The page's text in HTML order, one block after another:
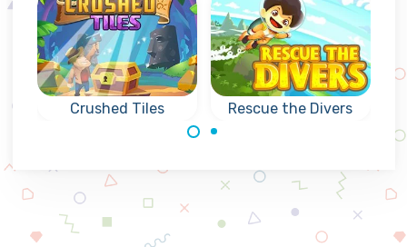
Crushed Tiles
Collapse
puzzelspel
Match3 spel,
combineer stenen
Rescue the Divers
mogelijk is de
duikers redden?